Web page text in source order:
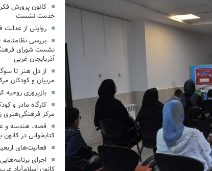
کانون پرورش
خدمت نشست
روایتی از
بررسی نظامنامه
نشست شورای
آذربایجان غربی
از دل هنر تا
مربیان و کودکان
بازپروری روحیه
کارگاه مادر و
مرکز فرهنگی‌هنری
قصه، هندسه و
کتابخوانی در
فعالیت‌های